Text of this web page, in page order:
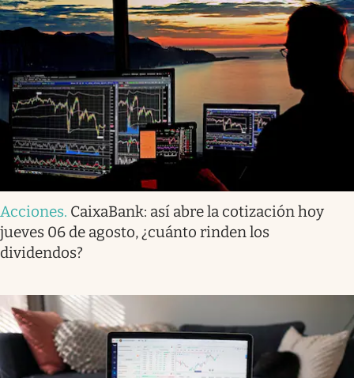
Acciones. CaixaBank: así abre la cotización hoy
jueves 06 de agosto, ¿cuánto rinden los
dividendos?